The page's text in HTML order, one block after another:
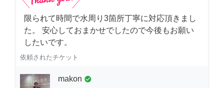
限られて時間で水周り3箇所丁寧に対応頂きまし
た。 安心しておまかせでしたので今後もお願い
したいです。
依頼されたチケット
makon check_circle